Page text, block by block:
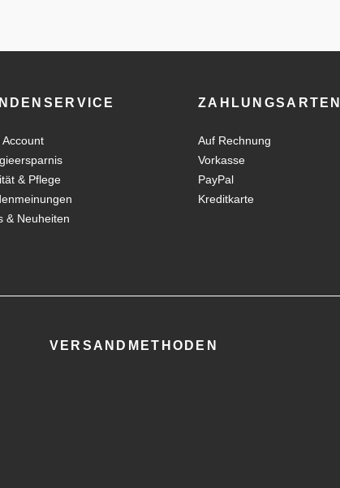
Account
& Pflege
& Neuheiten
ZAHLUNGSARTEN
Auf Rechnung
Vorkasse
PayPal
Kreditkarte
VERSANDMETHODEN